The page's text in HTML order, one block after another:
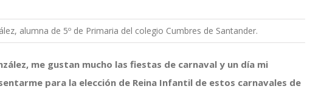
alumna de 5º de Primaria del colegio Cumbres de Santander.
me gustan mucho las fiestas de carnaval y un día mi
para la elección de Reina Infantil de estos carnavales de